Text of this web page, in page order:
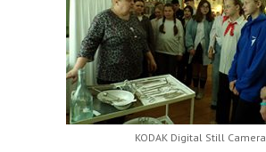
KODAK Digital Still Camera